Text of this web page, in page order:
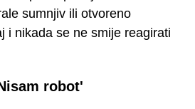
sumnjiv ili otvoreno
i nikada se ne smije reagirati
robot'